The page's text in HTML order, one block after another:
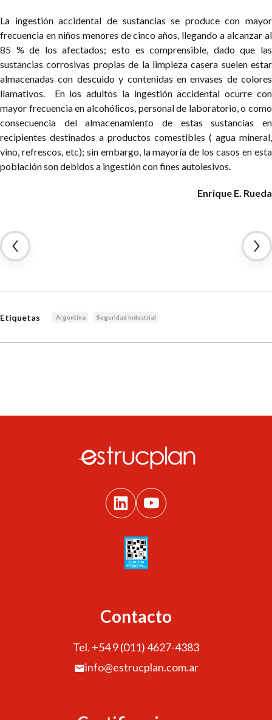
La ingestión accidental de sustancias se produce con mayor
frecuencia en niños menores de cinco años, llegando a alcanzar al
85 % de los afectados; esto es comprensible, dado que las
sustancias corrosivas propias de la limpieza casera suelen estar
almacenadas con descuido y contenidas en envases de colores
llamativos. En los adultos la ingestión accidental ocurre con
mayor frecuencia en alcohólicos, personal de laboratorio, o como
consecuencia del almacenamiento de estas sustancias en
recipientes destinados a productos comestibles ( agua mineral,
vino, refrescos, etc); sin embargo, la mayoría de los casos en esta
población son debidos a ingestión con fines autolesivos.
Enrique E. Rueda
Etiquetas Argentina Seguridad Industrial
Contacto
Tel. +54 9 (011) 4627-4383
info@estrucplan.com.ar